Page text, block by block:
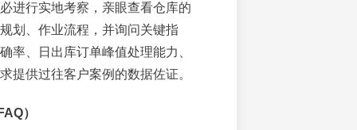
进行实地考察，亲眼查看仓库的
划、作业流程，并询问关键指
率、日出库订单峰值处理能力、
提供过往客户案例的数据佐证。
）